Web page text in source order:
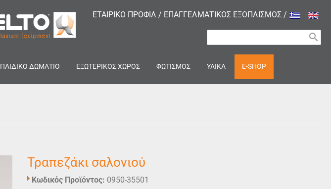
ΕΤΑΙΡΙΚΟ ΠΡΟΦΙΛ / ΕΠΑΓΓΕΛΜΑΤΙΚΟΣ ΕΞΟΠΛΙΣΜΟΣ /
search
ΠΑΙΔΙΚΟ ΔΩΜΑΤΙΟ ΕΞΩΤΕΡΙΚΟΣ ΧΩΡΟΣ ΦΩΤΙΣΜΟΣ ΥΛΙΚΑ E-SHOP
Τραπεζάκι σαλονιού
Κωδικός Προϊόντος: 0950-35501